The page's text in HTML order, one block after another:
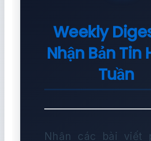
Weekly
Nhận Bản Tin
Tuần
Nhận các bài viết